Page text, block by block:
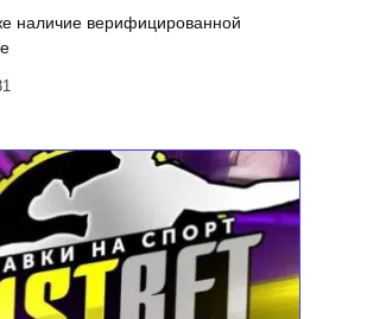
наличие верифицированной